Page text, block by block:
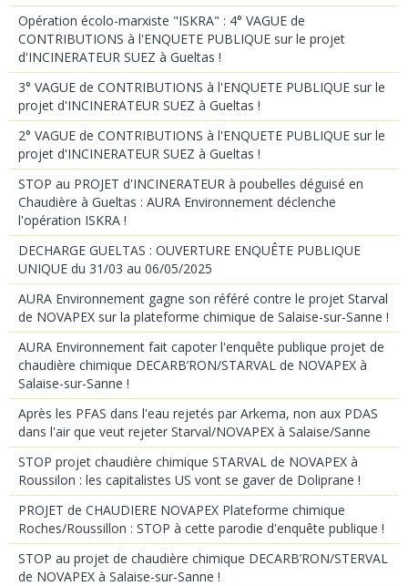
Opération écolo-marxiste "ISKRA" : 4° VAGUE de
CONTRIBUTIONS à l'ENQUETE PUBLIQUE sur le projet
d'INCINERATEUR SUEZ à Gueltas !
3° VAGUE de CONTRIBUTIONS à l'ENQUETE PUBLIQUE sur le
projet d'INCINERATEUR SUEZ à Gueltas !
2° VAGUE de CONTRIBUTIONS à l'ENQUETE PUBLIQUE sur le
projet d'INCINERATEUR SUEZ à Gueltas !
STOP au PROJET d'INCINERATEUR à poubelles déguisé en
Chaudière à Gueltas : AURA Environnement déclenche
l'opération ISKRA !
DECHARGE GUELTAS : OUVERTURE ENQUÊTE PUBLIQUE
UNIQUE du 31/03 au 06/05/2025
AURA Environnement gagne son référé contre le projet Starval
de NOVAPEX sur la plateforme chimique de Salaise-sur-Sanne !
AURA Environnement fait capoter l'enquête publique projet de
chaudière chimique DECARB’RON/STARVAL de NOVAPEX à
Salaise-sur-Sanne !
Après les PFAS dans l'eau rejetés par Arkema, non aux PDAS
dans l'air que veut rejeter Starval/NOVAPEX à Salaise/Sanne
STOP projet chaudière chimique STARVAL de NOVAPEX à
Roussilon : les capitalistes US vont se gaver de Doliprane !
PROJET de CHAUDIERE NOVAPEX Plateforme chimique
Roches/Roussillon : STOP à cette parodie d'enquête publique !
STOP au projet de chaudière chimique DECARB’RON/STERVAL
de NOVAPEX à Salaise-sur-Sanne !